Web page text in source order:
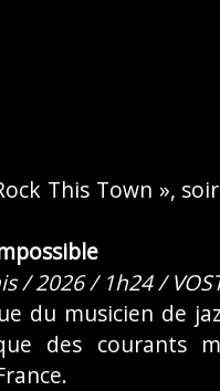
This Town »,
/ 2026 / 1h24 /
du musicien de
des courants